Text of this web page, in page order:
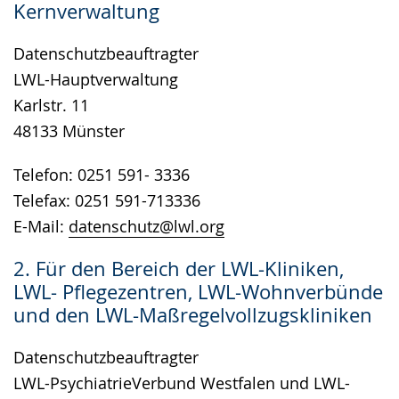
Kernverwaltung
Datenschutzbeauftragter
LWL-Hauptverwaltung
Karlstr. 11
48133 Münster
Telefon: 0251 591- 3336
Telefax: 0251 591-713336
E-Mail: datenschutz@lwl.org
2. Für den Bereich der LWL-Kliniken,
LWL- Pflegezentren, LWL-Wohnverbünde
und den LWL-Maßregelvollzugskliniken
Datenschutzbeauftragter
LWL-PsychiatrieVerbund Westfalen und LWL-
wird
angezeigt.